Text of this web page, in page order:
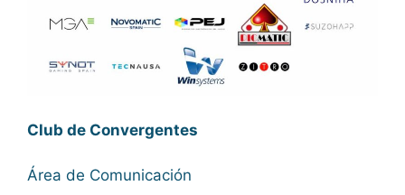
Club de Convergentes
Área de Comunicación